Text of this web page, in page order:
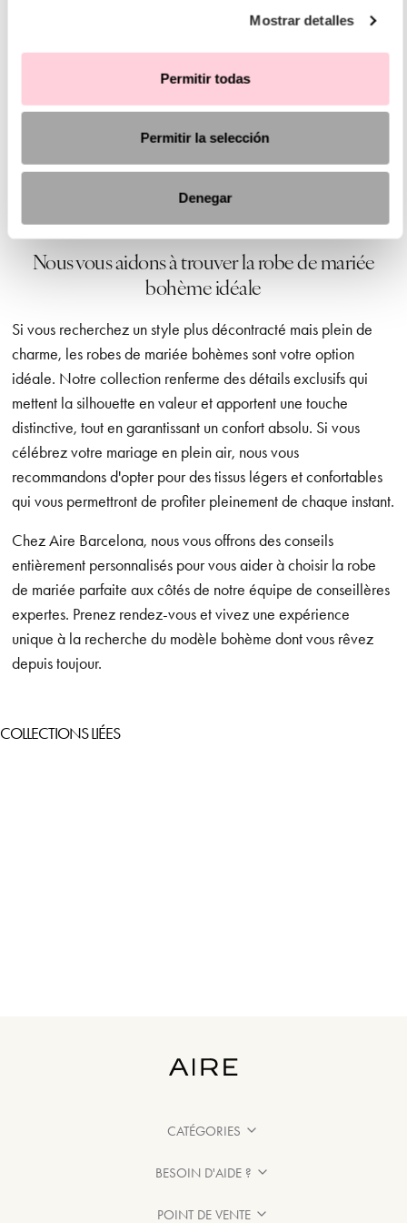
Mostrar detalles
Permitir todas
Permitir la selección
Denegar
radieuse le jour de votre mariage. Parfaites pour différents
célébrations plus intimes, ces robes offrent confort et
mouvement grâce à leurs tissus légers. Il peut être
recommandé d'opter pour des coiffures naturelles, comme
des ondulations douces ou des tresses, et de compléter votre
rehausseront votre beauté naturelle.
Nous vous aidons à trouver la robe de mariée
bohème idéale
Si vous recherchez un style plus décontracté mais plein de
charme, les robes de mariée bohèmes sont votre option
idéale. Notre collection renferme des détails exclusifs qui
mettent la silhouette en valeur et apportent une touche
distinctive, tout en garantissant un confort absolu. Si vous
célébrez votre mariage en plein air, nous vous
recommandons d'opter pour des tissus légers et confortables
qui vous permettront de profiter pleinement de chaque instant.
Chez Aire Barcelona, nous vous offrons des conseils
entièrement personnalisés pour vous aider à choisir la robe
de mariée parfaite aux côtés de notre équipe de conseillères
expertes. Prenez rendez-vous et vivez une expérience
unique à la recherche du modèle bohème dont vous rêvez
depuis toujour.
COLLECTIONS LIÉES
CATÉGORIES
BESOIN D'AIDE ?
POINT DE VENTE